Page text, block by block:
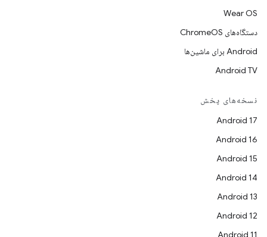
Wear OS
دستگاه‌های ChromeOS
Android برای ماشین‌ها
Android TV
نسخه‌های پخش
Android 17
Android 16
Android 15
Android 14
Android 13
Android 12
Android 11